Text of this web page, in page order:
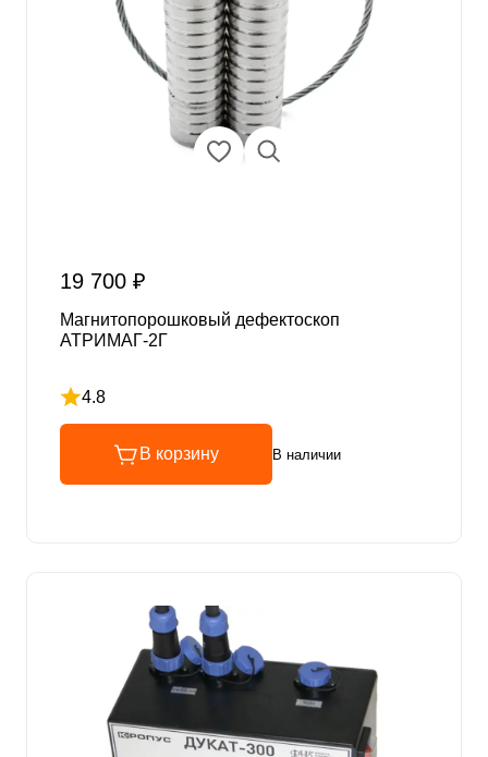
19 700 ₽
Магнитопорошковый дефектоскоп
АТРИМАГ-2Г
4.8
Рейтинг 4.8 из 5
В корзину В наличии